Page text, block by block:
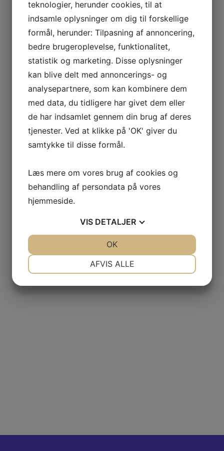
WEBINARET ER FOR DIG,
DER ER HELT GRØN I
GOOGLE ADS
Når du skal i gang med Google Ads er det vigtigt, at du
har grundlæggende kendskab til fx. kvalitetsresultater,
kampagnestruktur, CPC og søgeordstyper.
I webinaret gennemgår Rasmus fra GenieWords
betydningen af alle elementer, og så viser han dig hvordan
måde klæder vi dig grundigt på, så du er klar til at kaste
dig ud i kunsten med Google Ads.
Under webinaret kan du sidde og arbejde i din egen
Google Ads-konto, og du kan pause webinaret undervejs
teknologier, herunder cookies, til at
indsamle oplysninger om dig til forskellige
formål, herunder: Tilpasning af annoncering,
bedre brugeroplevelse, funktionalitet,
statistik og marketing. Disse oplysninger
kan blive delt med annoncerings- og
analysepartnere, som kan kombinere dem
med data, du tidligere har givet dem eller
de har indsamlet gennem din brug af deres
tjenester. Ved at klikke på 'OK' giver du
samtykke til disse formål.
Læs mere om vores brug af cookies og
behandling af persondata på vores
hjemmeside.
VIS DETALJER
AFVIS ALLE
OK